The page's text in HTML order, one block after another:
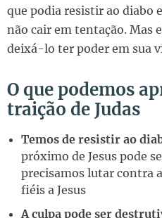
que podia resistir ao diabo
não cair em tentação. Mas
deixá-lo ter poder em sua
O que podemos
traição de Judas
Temos de resistir ao
próximo de Jesus pode
precisamos lutar contra
fiéis a Jesus
A culpa pode ser